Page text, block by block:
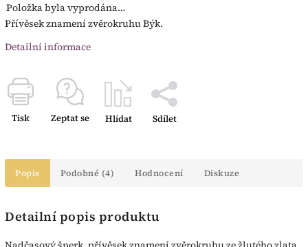
Položka byla vyprodána…
Přívěsek znamení zvěrokruhu Býk.
Detailní informace
Tisk Zeptat se Hlídat Sdílet
Popis Podobné (4) Hodnocení Diskuze
Detailní popis produktu